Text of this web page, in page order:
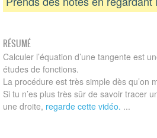
RÉSUMÉ
Calculer l’équation d’une tangente est
études de fonctions.
La procédure est très simple dès qu’on
Si tu n’es plus très sûr de savoir tracer
une droite, regarde cette vidéo. ...